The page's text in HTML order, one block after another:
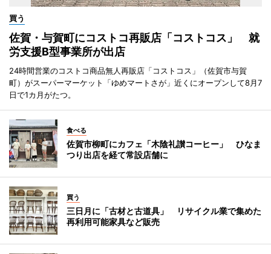
買う
佐賀・与賀町にコストコ再販店「コストコス」 就
労支援B型事業所が出店
24時間営業のコストコ商品無人再販店「コストコス」（佐賀市与賀
町）がスーパーマーケット「ゆめマートさが」近くにオープンして8月7
日で1カ月がたつ。
食べる
佐賀市柳町にカフェ「木陰礼讃コーヒー」 ひなま
つり出店を経て常設店舗に
買う
三日月に「古材と古道具」 リサイクル業で集めた
再利用可能家具など販売